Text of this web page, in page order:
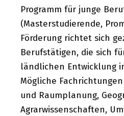
Programm für junge
(Masterstudierende,
Förderung richtet sich
Berufstätigen, die sich
ländlichen Entwicklung
Mögliche
und Raumplanung,
Agrarwissenschaften,